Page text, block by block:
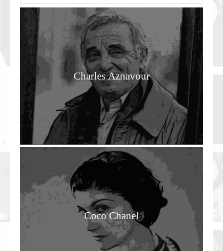
Charles Aznavour
Coco Chanel